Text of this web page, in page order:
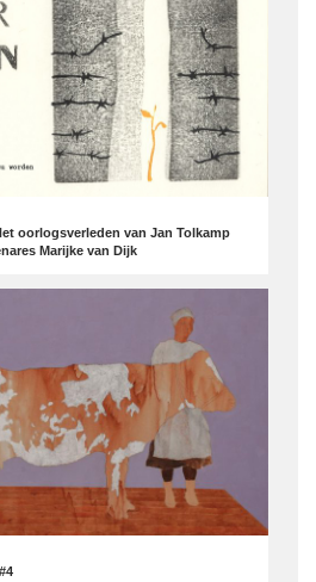
oorlogsverleden van Jan Tolkamp
Marijke van Dijk